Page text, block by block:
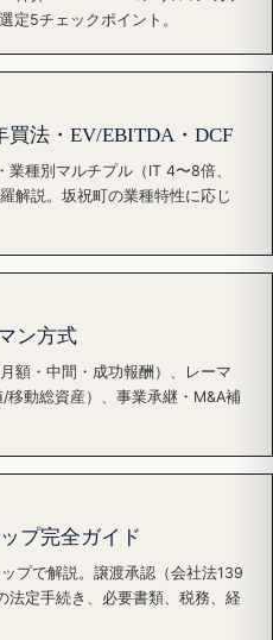
定5チェックポイント。
法・EV/EBITDA・DCF
種別マルチプル（IT 4〜8倍、
解説。坂祝町の業種特性に応じ
ン方式
額・中間・成功報酬）、レーマ
移動総資産）、事業承継・M&A補
プ完全ガイド
プで解説。譲渡承認（会社法139
法定手続き、必要書類、税務、経